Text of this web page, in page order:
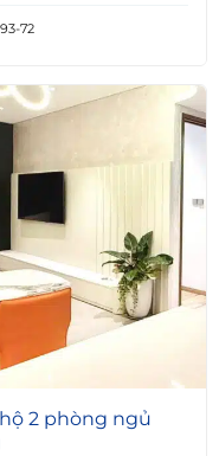
72
2 phòng ngủ